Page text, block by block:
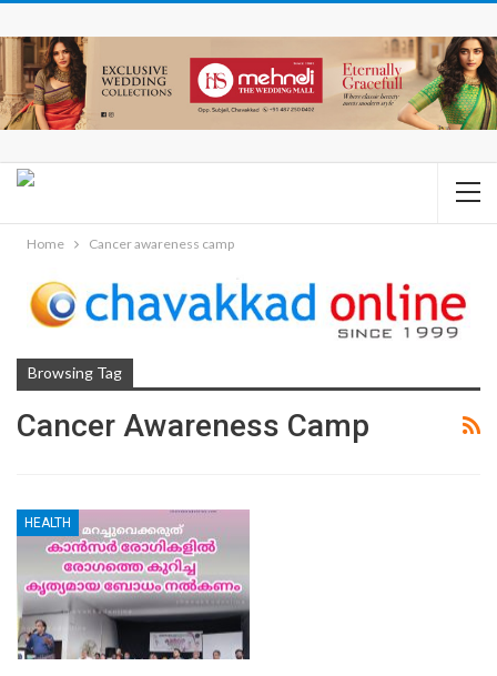
Home Cancer awareness camp
Browsing Tag
Cancer Awareness Camp
HEALTH